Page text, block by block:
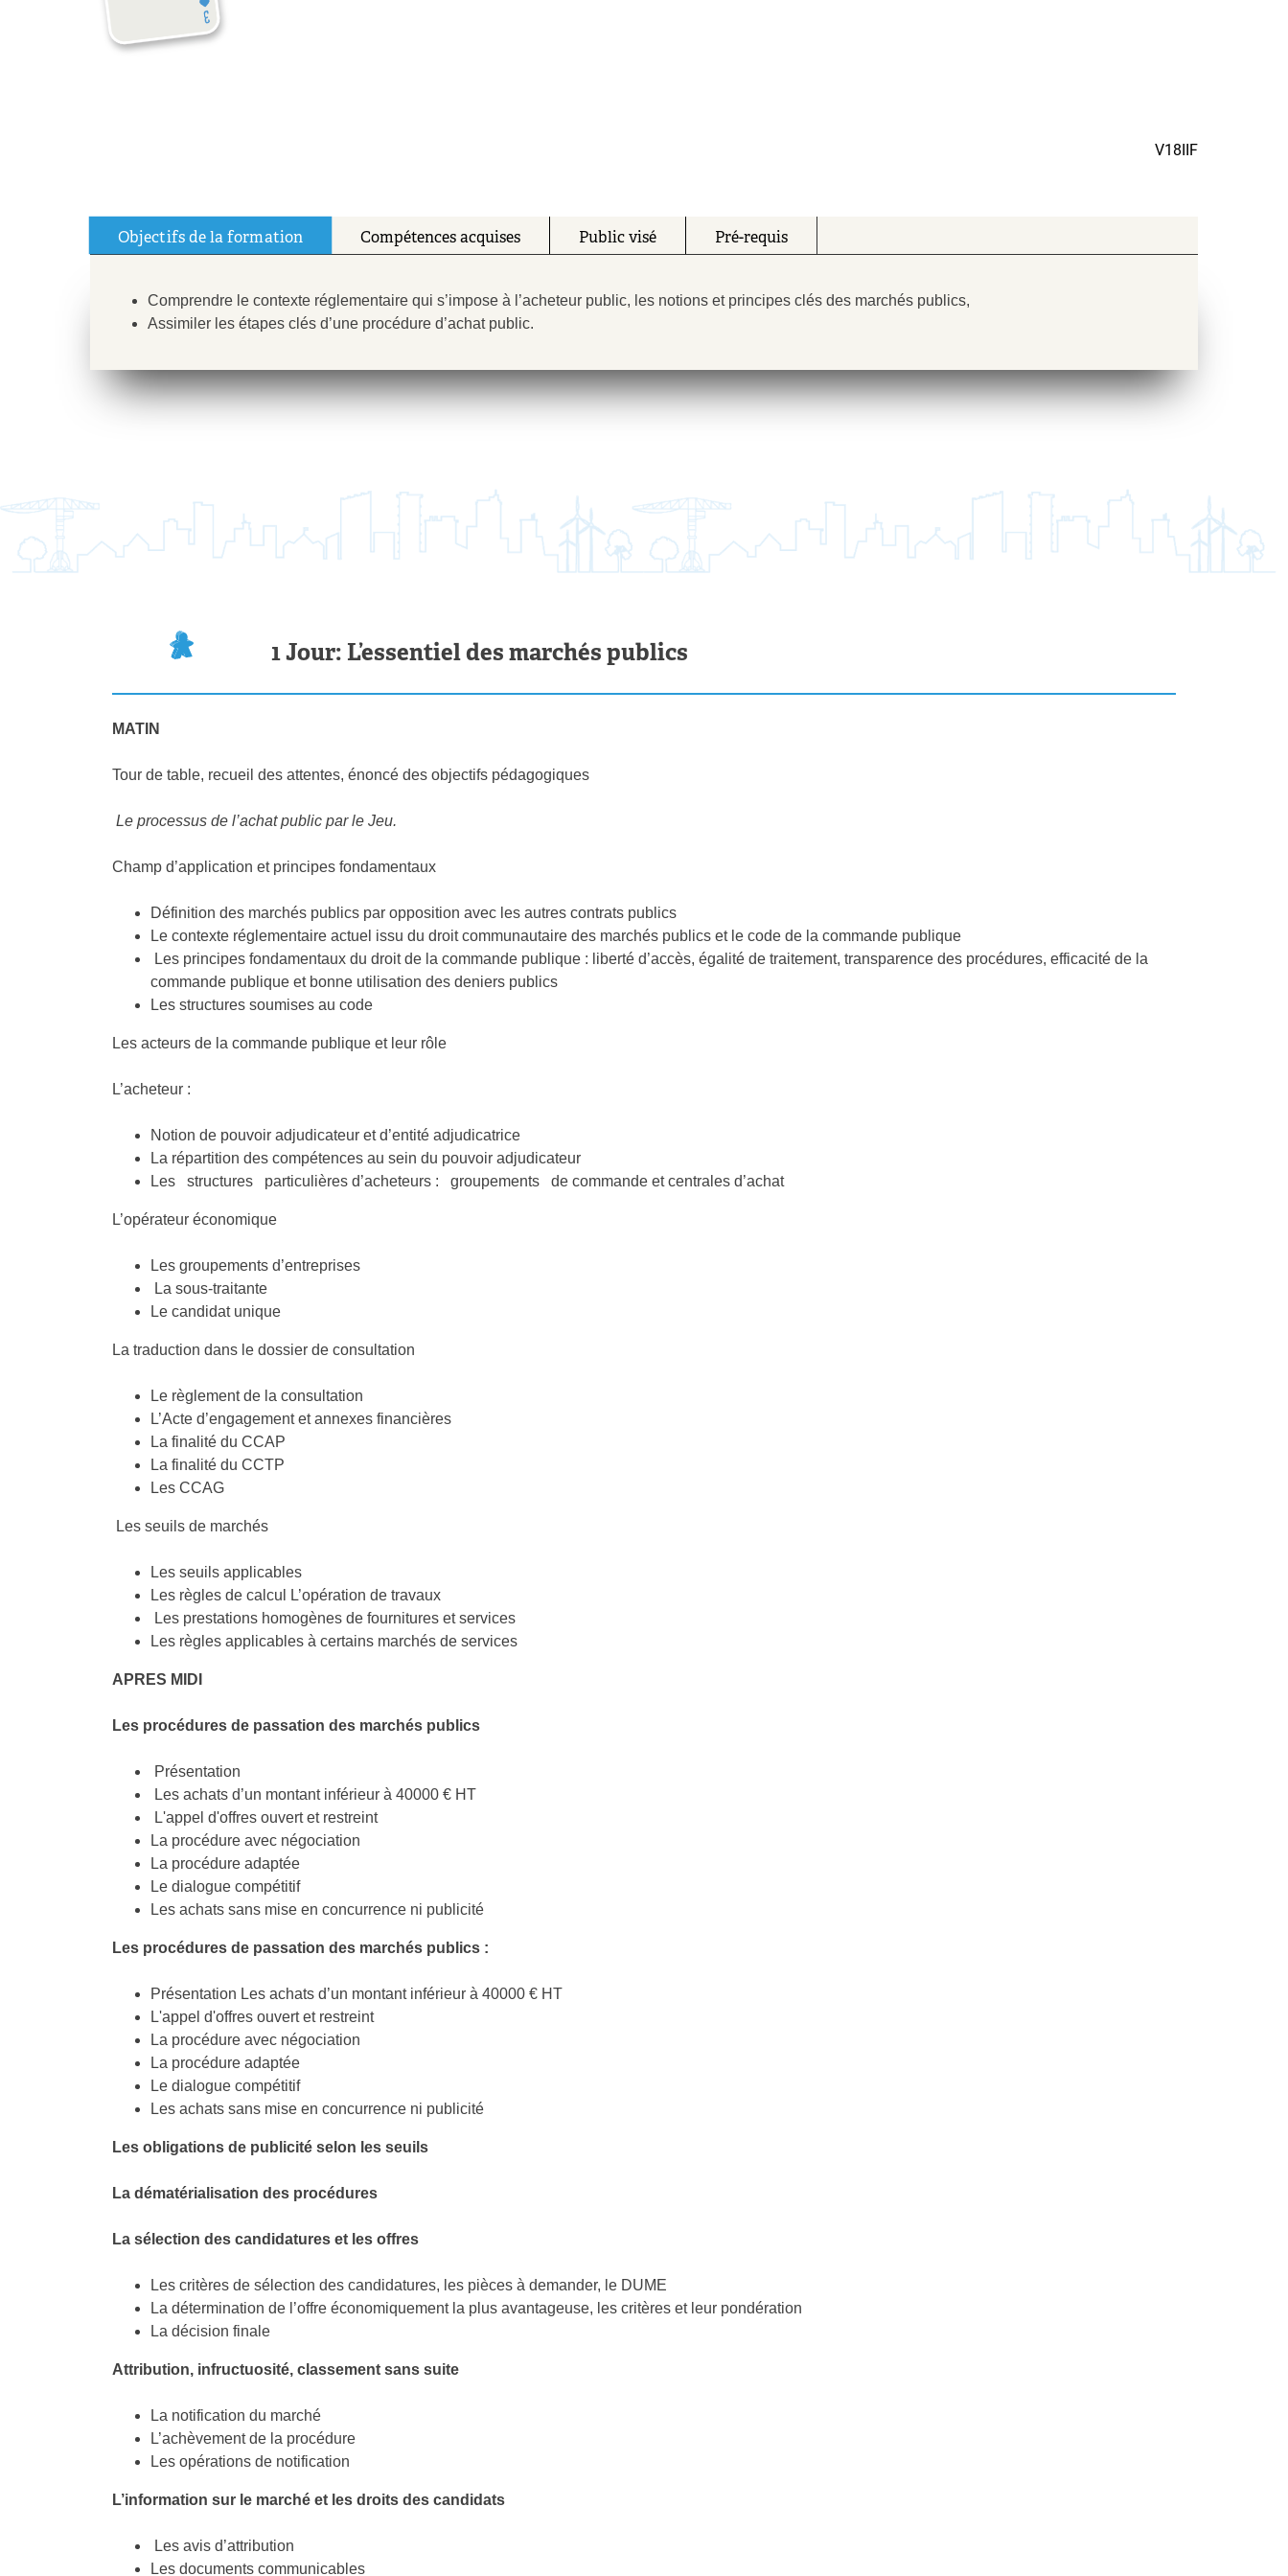
V18IIF
Objectifs de la formation Compétences acquises Public visé Pré-requis
Comprendre le contexte réglementaire qui s’impose à l’acheteur public, les notions et principes clés des marchés publics,
Assimiler les étapes clés d’une procédure d’achat public.
1 Jour: L’essentiel des marchés publics
MATIN
Tour de table, recueil des attentes, énoncé des objectifs pédagogiques
Le processus de l’achat public par le Jeu.
Champ d’application et principes fondamentaux
Définition des marchés publics par opposition avec les autres contrats publics
Le contexte réglementaire actuel issu du droit communautaire des marchés publics et le code de la commande publique
Les principes fondamentaux du droit de la commande publique : liberté d’accès, égalité de traitement, transparence des procédures, efficacité de la
commande publique et bonne utilisation des deniers publics
Les structures soumises au code
Les acteurs de la commande publique et leur rôle
L’acheteur :
Notion de pouvoir adjudicateur et d’entité adjudicatrice
La répartition des compétences au sein du pouvoir adjudicateur
Les structures particulières d’acheteurs : groupements de commande et centrales d’achat
L’opérateur économique
Les groupements d’entreprises
La sous-traitante
Le candidat unique
La traduction dans le dossier de consultation
Le règlement de la consultation
L’Acte d’engagement et annexes financières
La finalité du CCAP
La finalité du CCTP
Les CCAG
Les seuils de marchés
Les seuils applicables
Les règles de calcul L’opération de travaux
Les prestations homogènes de fournitures et services
Les règles applicables à certains marchés de services
APRES MIDI
Les procédures de passation des marchés publics
Présentation
Les achats d’un montant inférieur à 40000 € HT
L'appel d'offres ouvert et restreint
La procédure avec négociation
La procédure adaptée
Le dialogue compétitif
Les achats sans mise en concurrence ni publicité
Les procédures de passation des marchés publics :
Présentation Les achats d’un montant inférieur à 40000 € HT
L'appel d'offres ouvert et restreint
La procédure avec négociation
La procédure adaptée
Le dialogue compétitif
Les achats sans mise en concurrence ni publicité
Les obligations de publicité selon les seuils
La dématérialisation des procédures
La sélection des candidatures et les offres
Les critères de sélection des candidatures, les pièces à demander, le DUME
La détermination de l’offre économiquement la plus avantageuse, les critères et leur pondération
La décision finale
Attribution, infructuosité, classement sans suite
La notification du marché
L’achèvement de la procédure
Les opérations de notification
L’information sur le marché et les droits des candidats
Les avis d’attribution
Les documents communicables